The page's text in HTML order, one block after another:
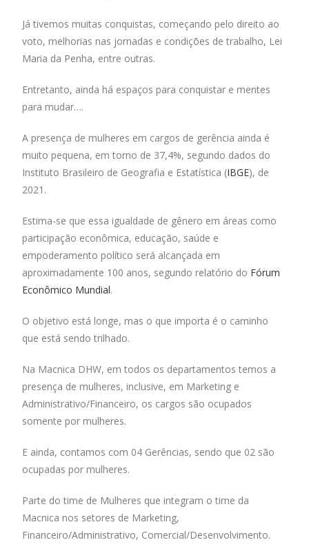
Já tivemos muitas conquistas, começando pelo direito ao
voto, melhorias nas jornadas e condições de trabalho, Lei
Maria da Penha, entre outras.
Entretanto, ainda há espaços para conquistar e mentes
para mudar….
A presença de mulheres em cargos de gerência ainda é
muito pequena, em torno de 37,4%, segundo dados do
Instituto Brasileiro de Geografia e Estatística (IBGE), de
2021.
Estima-se que essa igualdade de gênero em áreas como
participação econômica, educação, saúde e
empoderamento político será alcançada em
aproximadamente 100 anos, segundo relatório do Fórum
Econômico Mundial.
O objetivo está longe, mas o que importa é o caminho
que está sendo trilhado.
Na Macnica DHW, em todos os departamentos temos a
presença de mulheres, inclusive, em Marketing e
Administrativo/Financeiro, os cargos são ocupados
somente por mulheres.
E ainda, contamos com 04 Gerências, sendo que 02 são
ocupadas por mulheres.
Parte do time de Mulheres que integram o time da
Macnica nos setores de Marketing,
Financeiro/Administrativo, Comercial/Desenvolvimento.